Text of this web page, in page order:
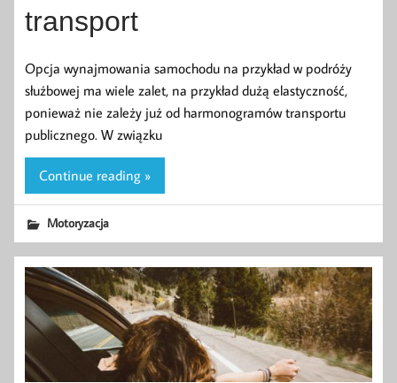
transport
Opcja wynajmowania samochodu na przykład w podróży
służbowej ma wiele zalet, na przykład dużą elastyczność,
ponieważ nie zależy już od harmonogramów transportu
publicznego. W związku
Continue reading »
Motoryzacja